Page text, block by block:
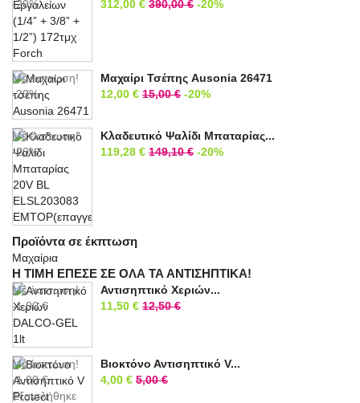
312,00 € 390,00 € -20%
-20%
Μαχαίρι Τσέπης Ausonia 26471
12,00 € 15,00 € -20%
Με έκπτωση!
-20%
Κλαδευτικό Ψαλίδι Μπαταρίας...
119,28 € 149,10 € -20%
Με έκπτωση!
-20%
Προϊόντα σε έκπτωση
Μαχαίρια
Η ΤΙΜΗ ΕΠΕΣΕ ΣΕ ΟΛΑ ΤΑ ΑΝΤΙΣΗΠΤΙΚΑ!
Αντισηπτικό Χεριών...
11,50 € 12,50 €
Με έκπτωση!
-1,00 €
Βιοκτόνο Αντισηπτικό V...
4,00 € 5,00 €
Με έκπτωση!
-1,00 €
Εξαντλήθηκε